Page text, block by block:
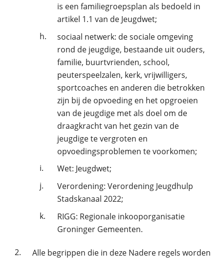
is een familiegroepsplan als bedoeld in
artikel 1.1 van de Jeugdwet;
h.
sociaal netwerk: de sociale omgeving
rond de jeugdige, bestaande uit ouders,
familie, buurtvrienden, school,
peuterspeelzalen, kerk, vrijwilligers,
sportcoaches en anderen die betrokken
zijn bij de opvoeding en het opgroeien
van de jeugdige met als doel om de
draagkracht van het gezin van de
jeugdige te vergroten en
opvoedingsproblemen te voorkomen;
i.
Wet: Jeugdwet;
j.
Verordening: Verordening Jeugdhulp
Stadskanaal 2022;
k.
RIGG: Regionale inkooporganisatie
Groninger Gemeenten.
2.
Alle begrippen die in deze Nadere regels worden